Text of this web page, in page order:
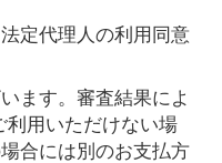
定代理人の利用同意
ます。審査結果によ
利用いただけない場
合には別のお支払方